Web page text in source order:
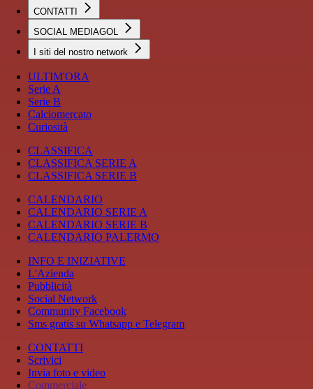
CONTATTI
SOCIAL MEDIAGOL
I siti del nostro network
ULTIM'ORA
Serie A
Serie B
Calciomercato
Curiosità
CLASSIFICA
CLASSIFICA SERIE A
CLASSIFICA SERIE B
CALENDARIO
CALENDARIO SERIE A
CALENDARIO SERIE B
CALENDARIO PALERMO
INFO E INIZIATIVE
L'Azienda
Pubblicità
Social Network
Community Facebook
Sms gratis su Whatsapp e Telegram
CONTATTI
Scrivici
Invia foto e video
Commerciale